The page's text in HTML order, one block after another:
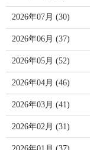
2026年07月 (30)
2026年06月 (37)
2026年05月 (52)
2026年04月 (46)
2026年03月 (41)
2026年02月 (31)